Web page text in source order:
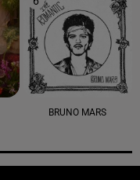
BRUNO MARS